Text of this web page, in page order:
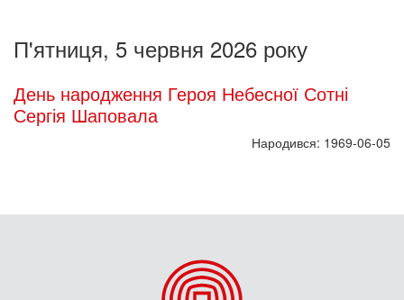
П'ятниця, 5 червня 2026 року
День народження Героя Небесної Сотні
Сергія Шаповала
Народився: 1969-06-05